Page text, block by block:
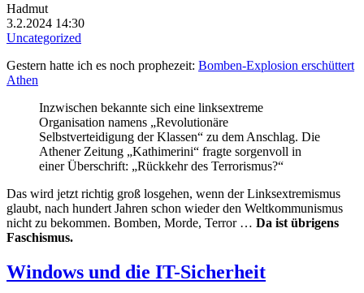
Hadmut
3.2.2024 14:30
Uncategorized
Gestern hatte ich es noch prophezeit: Bomben-Explosion erschüttert
Athen
Inzwischen bekannte sich eine linksextreme
Organisation namens „Revolutionäre
Selbstverteidigung der Klassen“ zu dem Anschlag. Die
Athener Zeitung „Kathimerini“ fragte sorgenvoll in
einer Überschrift: „Rückkehr des Terrorismus?“
Das wird jetzt richtig groß losgehen, wenn der Linksextremismus
glaubt, nach hundert Jahren schon wieder den Weltkommunismus
nicht zu bekommen. Bomben, Morde, Terror … Da ist übrigens
Faschismus.
Windows und die IT-Sicherheit